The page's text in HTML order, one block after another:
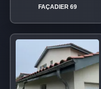
FAÇADIER 69